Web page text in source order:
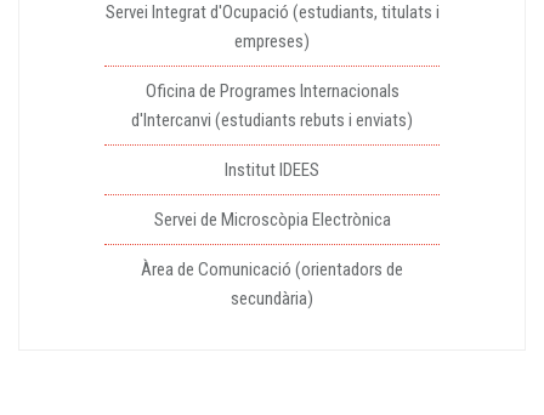
Servei Integrat d'Ocupació (estudiants, titulats i
empreses)
Oficina de Programes Internacionals
d'Intercanvi (estudiants rebuts i enviats)
Institut IDEES
Servei de Microscòpia Electrònica
Àrea de Comunicació (orientadors de
secundària)